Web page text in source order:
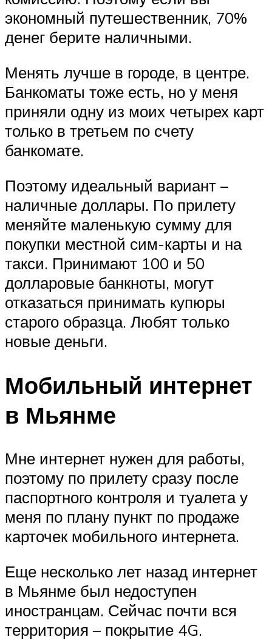
экономный путешественник, 70%
денег берите наличными.
Менять лучше в городе, в центре.
Банкоматы тоже есть, но у меня
приняли одну из моих четырех карт
только в третьем по счету
банкомате.
Поэтому идеальный вариант –
наличные доллары. По прилету
меняйте маленькую сумму для
покупки местной сим-карты и на
такси. Принимают 100 и 50
долларовые банкноты, могут
отказаться принимать купюры
старого образца. Любят только
новые деньги.
Мобильный интернет
в Мьянме
Мне интернет нужен для работы,
поэтому по прилету сразу после
паспортного контроля и туалета у
меня по плану пункт по продаже
карточек мобильного интернета.
Еще несколько лет назад интернет
в Мьянме был недоступен
иностранцам. Сейчас почти вся
территория – покрытие 4G.